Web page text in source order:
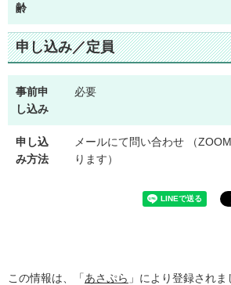
齢
申し込み／定員
事前申
し込み
必要
申し込
み方法
メールにて問い合わせ （
ります）
この情報は、「あさぷら 」により登録されま